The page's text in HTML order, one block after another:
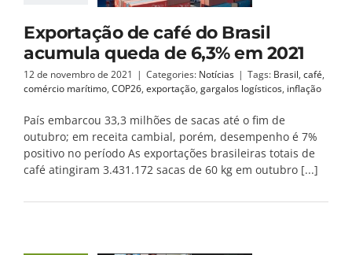
Exportação de café do Brasil
acumula queda de 6,3% em 2021
12 de novembro de 2021 | Categories: Notícias | Tags: Brasil, café,
comércio marítimo, COP26, exportação, gargalos logísticos, inflação
País embarcou 33,3 milhões de sacas até o fim de
outubro; em receita cambial, porém, desempenho é 7%
positivo no período As exportações brasileiras totais de
café atingiram 3.431.172 sacas de 60 kg em outubro [...]